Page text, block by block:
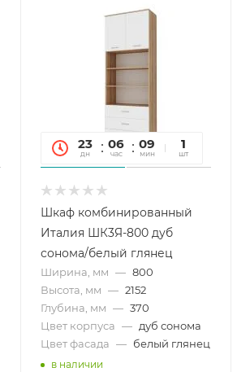
23
дн
06
час
09
мин
10
сек
1
шт
Шкаф комбинированный
Италия ШК3Я-800 дуб
сонома/белый глянец
Ширина, мм — 800
Высота, мм — 2152
Глубина, мм — 370
Цвет корпуса — дуб сонома
Цвет фасада — белый глянец
в наличии